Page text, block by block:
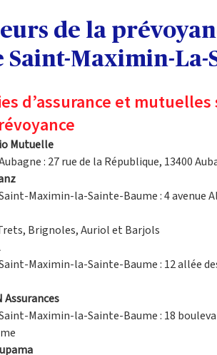
de la
Saint-Maximin-La-
d’assurance et
Mutuelle
: 27 rue de la République, 13400
Maximin-la-Sainte-Baume : 4 avenue
Brignoles, Auriol et Barjols
Maximin-la-Sainte-Baume : 12 allée
Assurances
Maximin-la-Sainte-Baume : 18